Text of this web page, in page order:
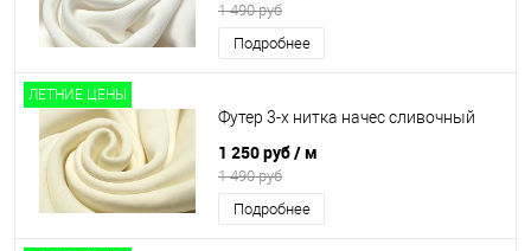
1 490 руб
Подробнее
ЛЕТНИЕ ЦЕНЫ
Футер 3-х нитка начес сливочный
1 250 руб/ м
1 490 руб
Подробнее